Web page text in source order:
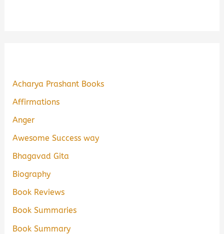
Acharya Prashant Books
Affirmations
Anger
Awesome Success way
Bhagavad Gita
Biography
Book Reviews
Book Summaries
Book Summary